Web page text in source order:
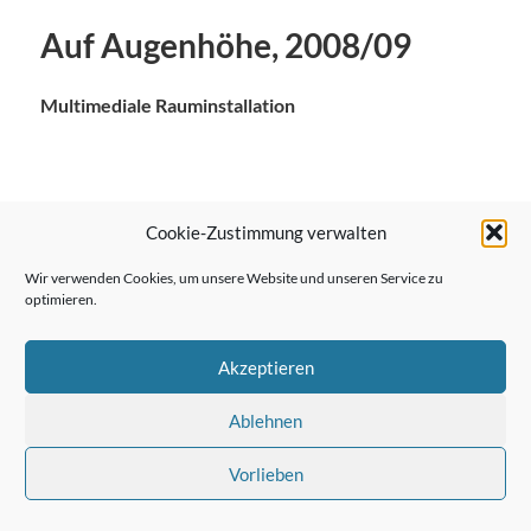
Cookie-Zustimmung verwalten
Wir verwenden Cookies, um unsere Website und unseren Service zu
optimieren.
Akzeptieren
Ablehnen
Vorlieben
Auf Augenhöhe, 2008/09
Multimediale Rauminstallation
← Vorheriger Beitrag